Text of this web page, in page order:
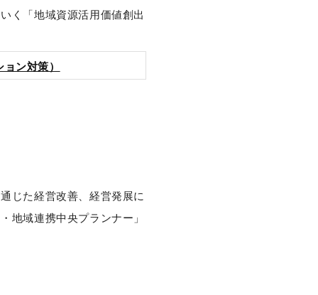
く「地域資源活用価値創出
ン対策）
じた経営改善、経営発展に
地域連携中央プランナー」